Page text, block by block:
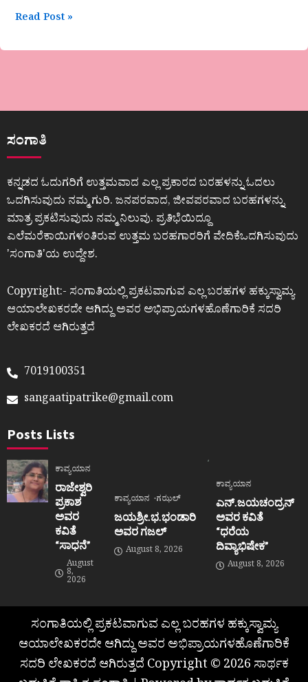
Read Post »
ಸಂಗಾತಿ
ಕನ್ನಡದ ಓದುಗರಿಗೆ ಉತ್ತಮವಾದ ಎಲ್ಲ ಪ್ರಕಾರದ ಬರಹಳನ್ನು ಓದಲು
ಒದಗಿಸುವುದು ನಮ್ಮ ಗುರಿ. ಜನಪರವಾದ, ಜೀವಪರವಾದ ಬರಹಗಳನ್ನು
ಮಾತ್ರ ಪ್ರಕಟಿಸುವುದು ನಮ್ಮ ನಿಲುವು. ಪ್ರತಿಭೆಯಿದ್ದೂ
ಎಲೆಮರೆಕಾಯಿಗಳಂತಿರುವ ಉತ್ತಮ ಬರಹಗಾರರಿಗೆ ವೇದಿಕೆಒದಗಿಸುವುದು
ʼಸಂಗಾತಿʼಯ ಉದ್ದೇಶ.
Copyright:- ಸಂಗಾತಿಯಲ್ಲಿ ಪ್ರಕಟವಾಗುವ ಎಲ್ಲ ಬರಹಗಳ ಹಕ್ಕುಸ್ವಾಮ್ಯ
ಆಯಾಲೇಖಕರದೇ ಆಗಿದ್ದು ಅವರ ಅಭಿಪ್ರಾಯಗಳಹೊಣೆಗಾರಿಕೆ ಸದರಿ
ಲೇಖಕರದೆ ಆಗಿರುತ್ತದೆ
7019100351
sangaatipatrike@gmail.com
Posts Lists
ಕಾವ್ಯಯಾನ
ರಾಜೇಶ್ವರಿ
ಪ್ರಕಾಶ
ಅವರ
ಕವಿತೆ
“ಸಾಧನೆ”
August
8,
2026
ಕಾವ್ಯಯಾನ ಗಝಲ್
ಜಯಶ್ರೀ.ಭ.ಭಂಡಾರಿ
ಅವರ ಗಜಲ್
August 8, 2026
ಕಾವ್ಯಯಾನ
ಎನ್.ಜಯಚಂದ್ರನ್
ಅವರ ಕವಿತೆ
“ಧರೆಯ
ದಿವ್ಯಾಭಿಷೇಕ”
August 8, 2026
ಸಂಗಾತಿಯಲ್ಲಿ ಪ್ರಕಟವಾಗುವ ಎಲ್ಲ ಬರಹಗಳ ಹಕ್ಕುಸ್ವಾಮ್ಯ
ಆಯಾಲೇಖಕರದೇ ಆಗಿದ್ದು ಅವರ ಅಭಿಪ್ರಾಯಗಳಹೊಣೆಗಾರಿಕೆ
ಸದರಿ ಲೇಖಕರದೆ ಆಗಿರುತ್ತದೆ Copyright © 2026 ಸಾರ್ಥಕ